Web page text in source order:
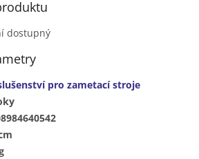
dostupný
pro zametací stroje